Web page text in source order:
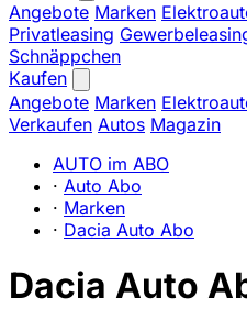
Angebote Marken
Privatleasing
Schnäppchen
Kaufen
Angebote Marken
Verkaufen Autos Magazin
AUTO im ABO
· Auto Abo
· Marken
· Dacia Auto Abo
Dacia Auto